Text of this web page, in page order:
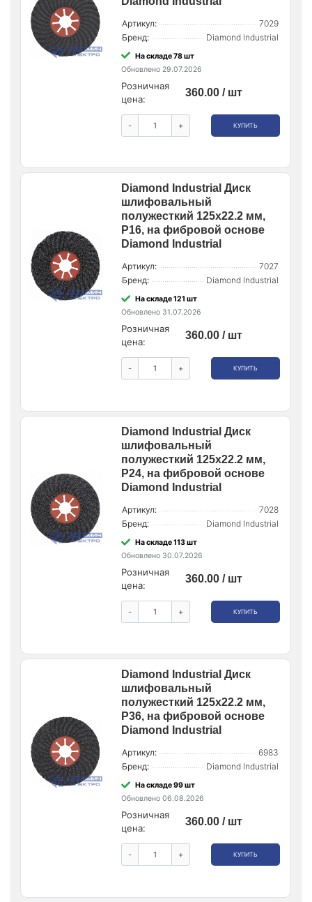
Артикул:
7029
Бренд:
Diamond Industrial
На складе 78 шт
Обновлено 29.07.2026
Розничная
цена:
360.00 / шт
- + КУПИТЬ
Diamond Industrial Диск
шлифовальный
полужесткий 125x22.2 мм,
P16, на фибровой основе
Diamond Industrial
Артикул:
7027
Бренд:
Diamond Industrial
На складе 121 шт
Обновлено 31.07.2026
Розничная
цена:
360.00 / шт
- + КУПИТЬ
Diamond Industrial Диск
шлифовальный
полужесткий 125x22.2 мм,
P24, на фибровой основе
Diamond Industrial
Артикул:
7028
Бренд:
Diamond Industrial
На складе 113 шт
Обновлено 30.07.2026
Розничная
цена:
360.00 / шт
- + КУПИТЬ
Diamond Industrial Диск
шлифовальный
полужесткий 125x22.2 мм,
P36, на фибровой основе
Diamond Industrial
Артикул:
6983
Бренд:
Diamond Industrial
На складе 99 шт
Обновлено 06.08.2026
Розничная
цена:
360.00 / шт
- + КУПИТЬ